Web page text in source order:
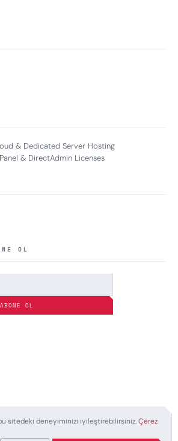
& Dedicated Server Hosting
& DirectAdmin Licenses
OL
ABONE OL
Oyun Dünyasının Nabzı. Tüm
sitedeki deneyiminizi iyileştirebilirsiniz.Çerez